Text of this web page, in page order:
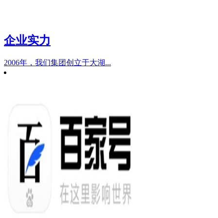
企业实力
2006年，我们集团创立于大湖...